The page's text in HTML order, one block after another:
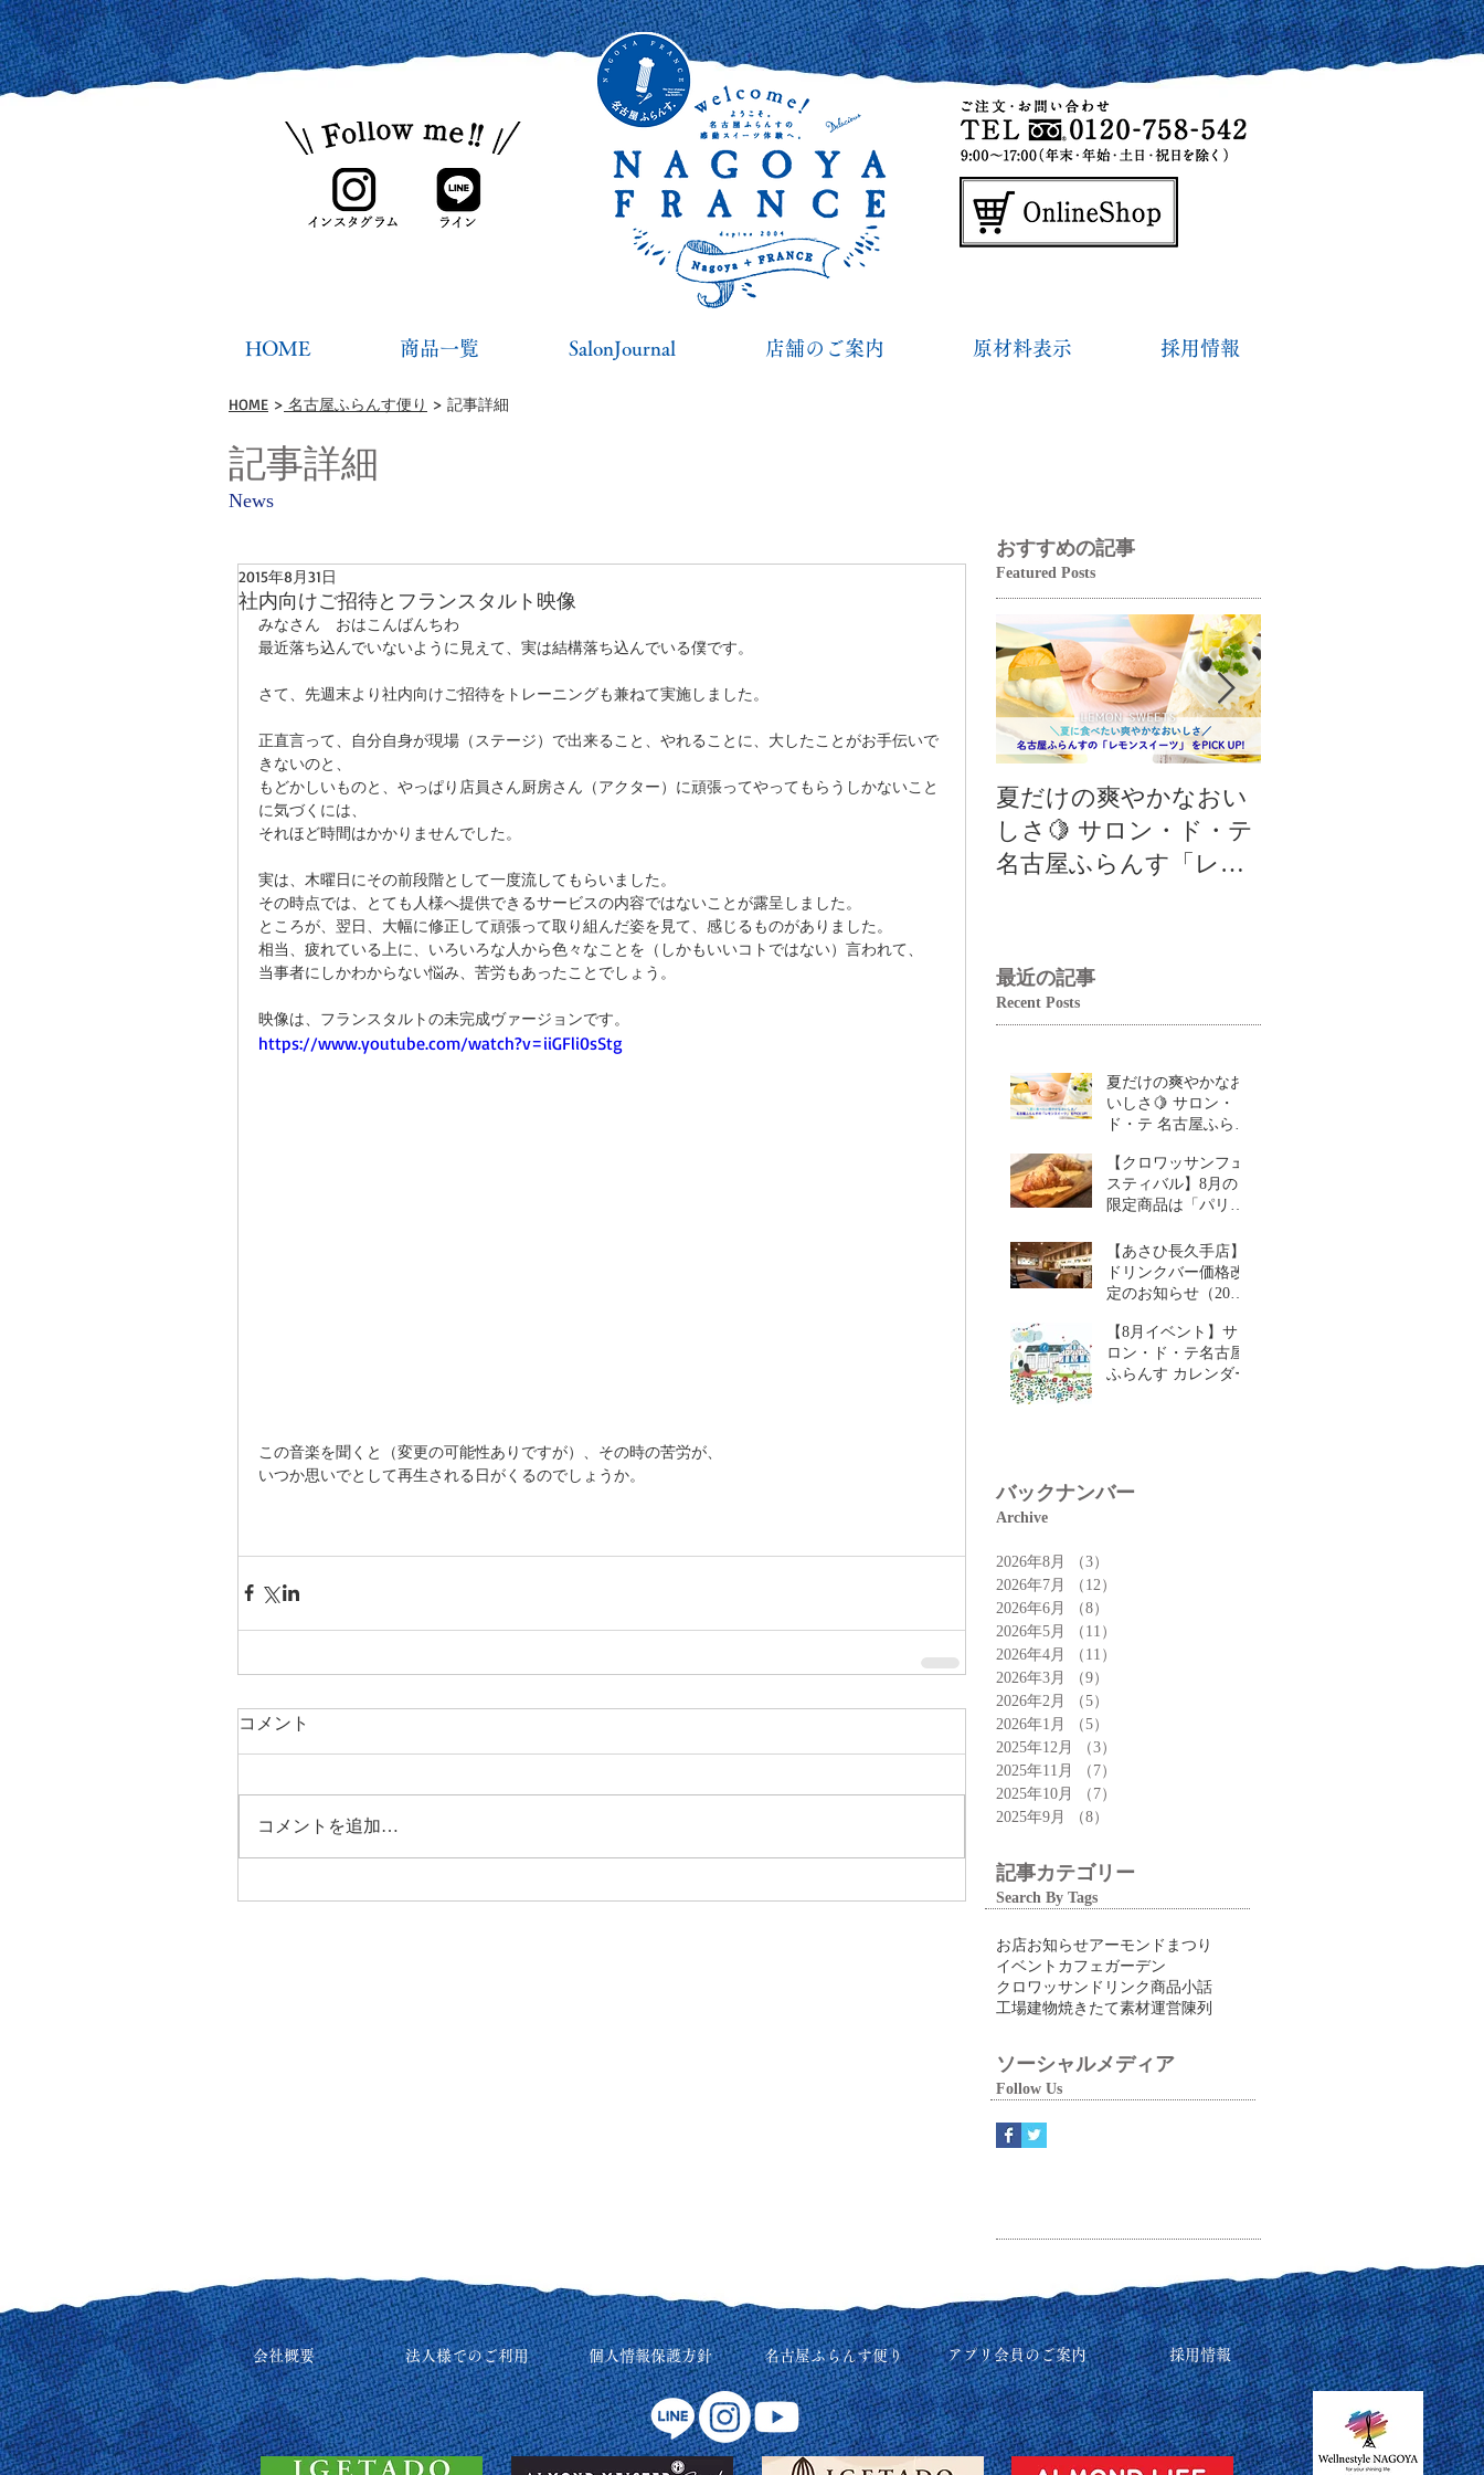
HOME 商品一覧 SalonJournal 店舗のご案内 原材料表示 採用情報
HOME > 名古屋ふらんす便り > 記事詳細
記事詳細
News
社内向けご招待とフランスタルト映像
2015年8月31日
みなさん　おはこんばんちわ
最近落ち込んでいないように見えて、実は結構落ち込んでいる僕です。
さて、先週末より社内向けご招待をトレーニングも兼ねて実施しました。
正直言って、自分自身が現場（ステージ）で出来ること、やれることに、大したことがお手伝いで
きないのと、
もどかしいものと、やっぱり店員さん厨房さん（アクター）に頑張ってやってもらうしかないこと
に気づくには、
それほど時間はかかりませんでした。
実は、木曜日にその前段階として一度流してもらいました。
その時点では、とても人様へ提供できるサービスの内容ではないことが露呈しました。
ところが、翌日、大幅に修正して頑張って取り組んだ姿を見て、感じるものがありました。
相当、疲れている上に、いろいろな人から色々なことを（しかもいいコトではない）言われて、
当事者にしかわからない悩み、苦労もあったことでしょう。
映像は、フランスタルトの未完成ヴァージョンです。
https://www.youtube.com/watch?v=iiGFli0sStg
この音楽を聞くと（変更の可能性ありですが）、その時の苦労が、
いつか思いでとして再生される日がくるのでしょうか。
コメント
コメントを追加…
おすすめの記事
Featured Posts
夏だけの爽やかなおい
しさ🍋 サロン・ド・テ
名古屋ふらんす「レモ
最近の記事
Recent Posts
夏だけの爽やかなお
いしさ🍋 サロン・
ド・テ 名古屋ふらん
特集」
【クロワッサンフェ
スティバル】8月の
限定商品は「パリパ
ン」🥐
【あさひ長久手店】
ドリンクバー価格改
定のお知らせ（2026
【8月イベント】サ
ロン・ド・テ名古屋
ふらんす カレンダー
バックナンバー
Archive
2026年8月 （3）
2026年7月
（12）
2026年6月
（8）
2026年5月
（11）
2026年4月
（11）
2026年3月
（9）
2026年2月
（5）
2026年1月
（5）
2025年12月
（3）
2025年11月
（7）
2025年10月
（7）
2025年9月
（8）
記事カテゴリー
Search By Tags
お店お知らせアーモンドまつり
イベント カフェ ガーデン
クロワッサン ドリンク商品小話
工場建物焼きたて素材運営陳列
ソーシャルメディア
Follow Us
会社概要 法人様でのご利用 個人情報保護方針 名古屋ふらんす便り アプリ会員のご案内 採用情報